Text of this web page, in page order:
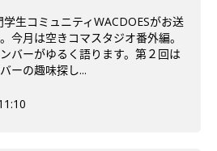
学生コミュニティWACDOESがお送
今月は空きコマスタジオ番外編。
バーがゆるく語ります。第２回は
ーの趣味探し...